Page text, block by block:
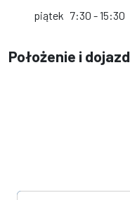
piątek 7:30 - 15:30
Położenie i dojazd